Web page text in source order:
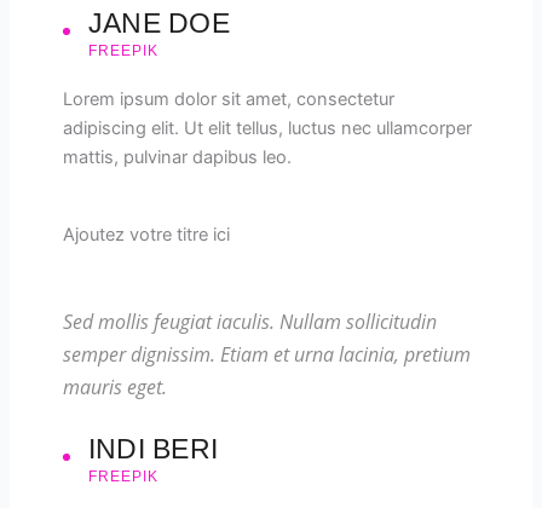
JANE DOE
FREEPIK
Lorem ipsum dolor sit amet, consectetur
adipiscing elit. Ut elit tellus, luctus nec ullamcorper
mattis, pulvinar dapibus leo.
Ajoutez votre titre ici
Sed mollis feugiat iaculis. Nullam sollicitudin
semper dignissim. Etiam et urna lacinia, pretium
mauris eget.
INDI BERI
FREEPIK